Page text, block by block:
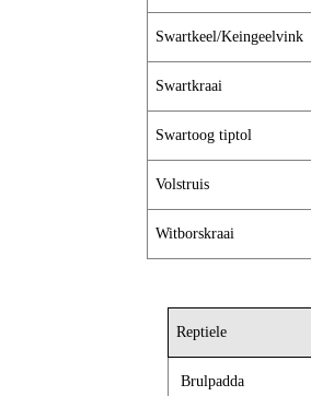
Swartkeel/Keingeelvink
Swartkraai
Swartoog tiptol
Volstruis
Witborskraai
Reptiele
Brulpadda